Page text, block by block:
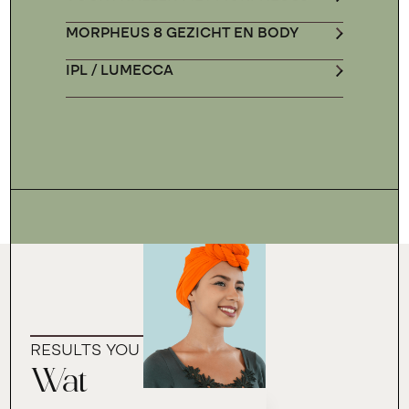
MORPHEUS 8 GEZICHT EN BODY
IPL / LUMECCA
RESULTS YOU CAN TRUST
Wat